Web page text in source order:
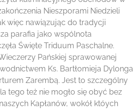
Nieszporami Niedzieli
więc nawiązując do tradycji
parafia jako wspólnota
Święte Triduum Paschalne.
Pańskiej sprawowanej
Ks. Bartłomieja Dylonga
Zarembą. Jest to szczególny
tego też nie mogło się obyć bez
Kapłanów, wokół któych